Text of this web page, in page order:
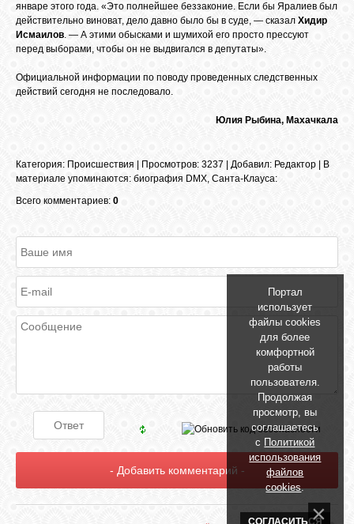
январе этого года. «Это полнейшее беззаконие. Если бы Яралиев был
действительно виноват, дело давно было бы в суде, — сказал Хидир
Исмаилов. — А этими обысками и шумихой его просто прессуют
перед выборами, чтобы он не выдвигался в депутаты».
Официальной информации по поводу проведенных следственных
действий сегодня не последовало.
Юлия Рыбина, Махачкала
Категория: Происшествия Просмотров: 3237 | Добавил: Редактор
В
материале упоминаются: биография DMX, Санта-Клауса:
Всего комментариев: 0
Портал
использует
файлы cookies
для более
комфортной
работы
пользователя.
Продолжая
просмотр, вы
соглашаетесь
с Политикой
использования
файлов
cookies.
СОГЛАСИТЬСЯ